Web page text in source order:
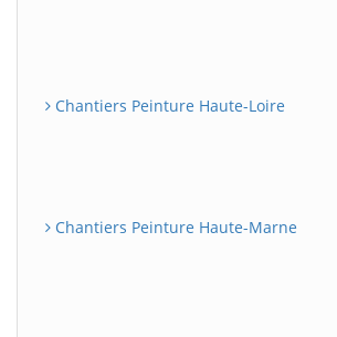
Chantiers Peinture Haute-Loire
Chantiers Peinture Haute-Marne